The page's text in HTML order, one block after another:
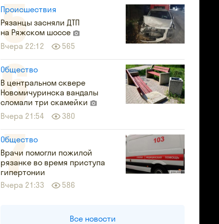
Происшествия
Рязанцы засняли ДТП
на Ряжском шоссе
Вчера 22:12
565
Общество
В центральном сквере
Новомичуринска вандалы
сломали три скамейки
Вчера 21:54
380
Общество
Врачи помогли пожилой
рязанке во время приступа
гипертонии
Вчера 21:33
586
Все новости